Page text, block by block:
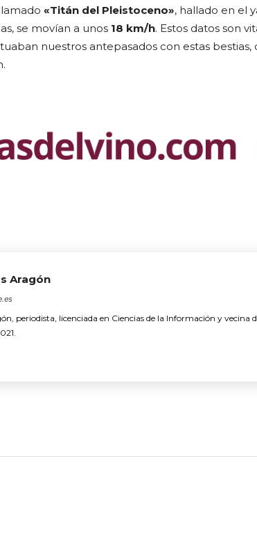
«Titán del Pleistoceno», hallado en el
se movían a unos 18 km/h. Estos datos son
nuestros antepasados con estas bestias,
Aragón
periodista, licenciada en Ciencias de la Información y vecina